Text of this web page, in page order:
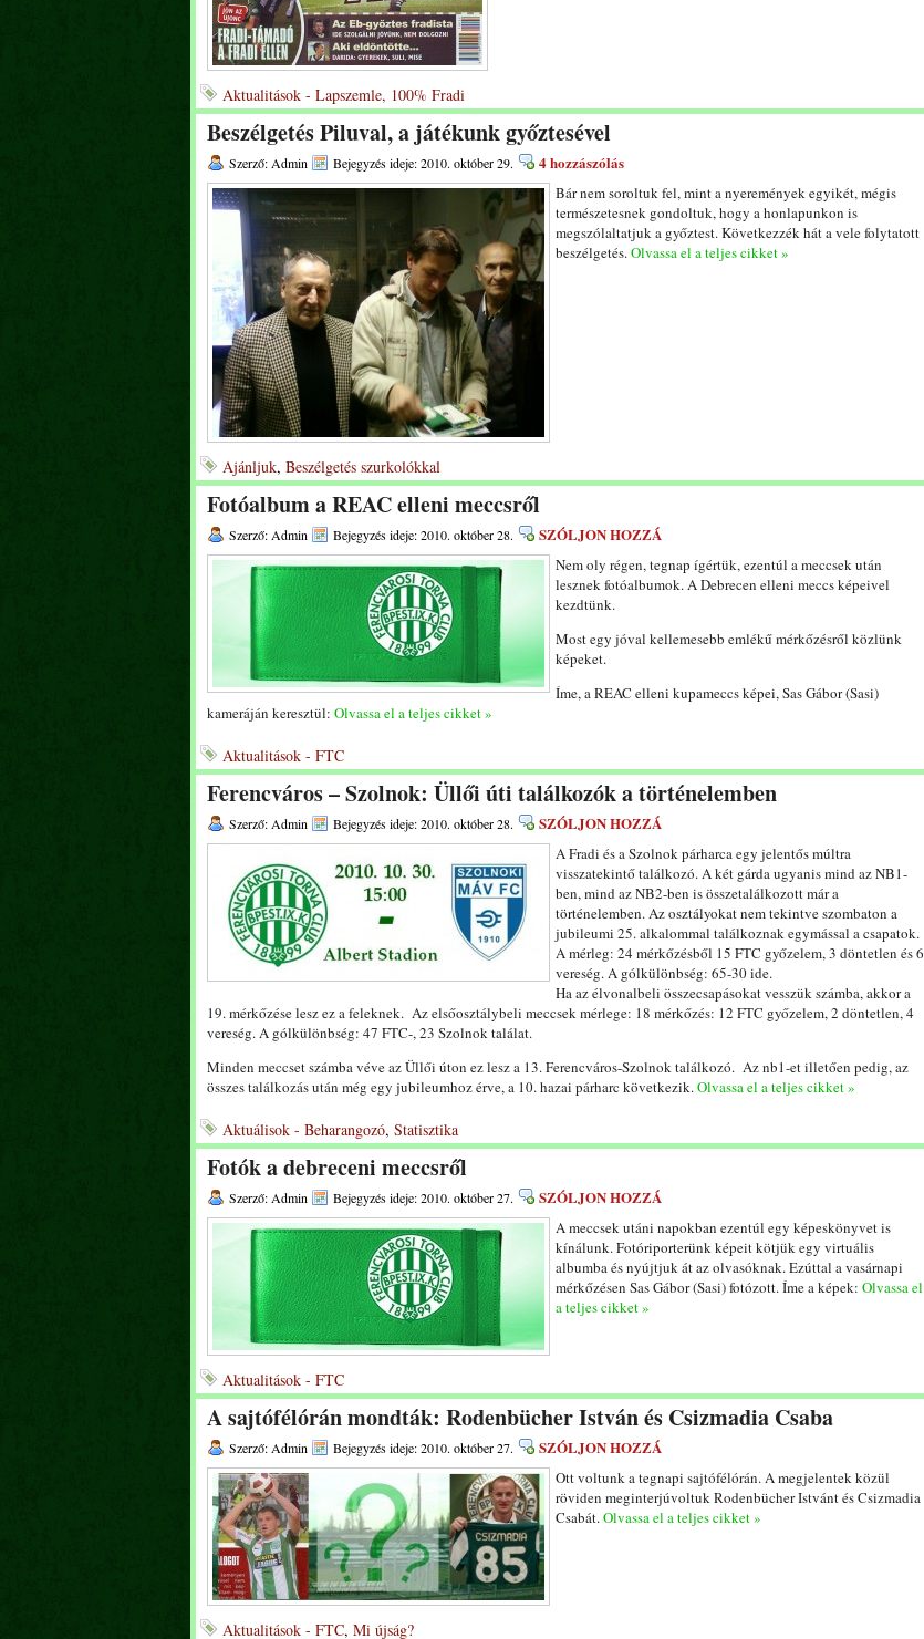
Aktualitások - Lapszemle, 100% Fradi
Beszélgetés Piluval, a játékunk győztesével
Szerző: Admin Bejegyzés ideje: 2010. október 29. 4 hozzászólás
Bár nem soroltuk fel, mint a nyeremények egyikét, mégis
természetesnek gondoltuk, hogy a honlapunkon is
megszólaltatjuk a győztest. Következzék hát a vele folytatott
beszélgetés.Olvassa el a teljes cikket »
Ajánljuk, Beszélgetés szurkolókkal
Fotóalbum a REAC elleni meccsről
Szerző: Admin Bejegyzés ideje: 2010. október 28. SZÓLJON HOZZÁ
Nem oly régen, tegnap ígértük, ezentúl a meccsek után
lesznek fotóalbumok. A Debrecen elleni meccs képeivel
kezdtünk.
Most egy jóval kellemesebb emlékű mérkőzésről közlünk
képeket.
Íme, a REAC elleni kupameccs képei, Sas Gábor (Sasi)
kameráján keresztül: Olvassa el a teljes cikket »
Aktualitások - FTC
Ferencváros – Szolnok: Üllői úti találkozók a történelemben
Szerző: Admin Bejegyzés ideje: 2010. október 28. SZÓLJON HOZZÁ
A Fradi és a Szolnok párharca egy jelentős múltra
visszatekintő találkozó. A két gárda ugyanis mind az NB1-
ben, mind az NB2-ben is összetalálkozott már a
történelemben. Az osztályokat nem tekintve szombaton a
jubileumi 25. alkalommal találkoznak egymással a csapatok.
A mérleg: 24 mérkőzésből 15 FTC győzelem, 3 döntetlen és 6
vereség. A gólkülönbség: 65-30 ide.
Ha az élvonalbeli összecsapásokat vesszük számba, akkor a
19. mérkőzése lesz ez a feleknek. Az elsőosztálybeli meccsek mérlege: 18 mérkőzés: 12 FTC győzelem, 2 döntetlen, 4
vereség. A gólkülönbség: 47 FTC-, 23 Szolnok találat.
Minden meccset számba véve az Üllői úton ez lesz a 13. Ferencváros-Szolnok találkozó. Az nb1-et illetően pedig, az
összes találkozás után még egy jubileumhoz érve, a 10. hazai párharc következik.Olvassa el a teljes cikket »
Aktuálisok - Beharangozó, Statisztika
Fotók a debreceni meccsről
Szerző: Admin Bejegyzés ideje: 2010. október 27. SZÓLJON HOZZÁ
A meccsek utáni napokban ezentúl egy képeskönyvet is
kínálunk. Fotóriporterünk képeit kötjük egy virtuális
albumba és nyújtjuk át az olvasóknak. Ezúttal a vasárnapi
mérkőzésen Sas Gábor (Sasi) fotózott. Íme a képek: Olvassa el
a teljes cikket »
Aktualitások - FTC
A sajtófélórán mondták: Rodenbücher István és Csizmadia Csaba
Szerző: Admin Bejegyzés ideje: 2010. október 27. SZÓLJON HOZZÁ
Ott voltunk a tegnapi sajtófélórán. A megjelentek közül
röviden meginterjúvoltuk Rodenbücher Istvánt és Csizmadia
Csabát.Olvassa el a teljes cikket »
Aktualitások - FTC, Mi újság?